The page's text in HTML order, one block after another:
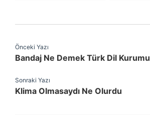
Önceki Yazı
Bandaj Ne Demek Türk Dil Kurumu
Sonraki Yazı
Klima Olmasaydı Ne Olurdu